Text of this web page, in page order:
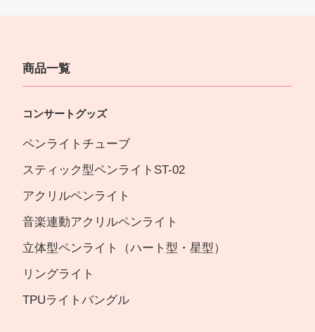
商品一覧
コンサートグッズ
ペンライトチューブ
スティック型ペンライトST-02
アクリルペンライト
音楽連動アクリルペンライト
立体型ペンライト（ハート型・星型）
リングライト
TPUライトバングル